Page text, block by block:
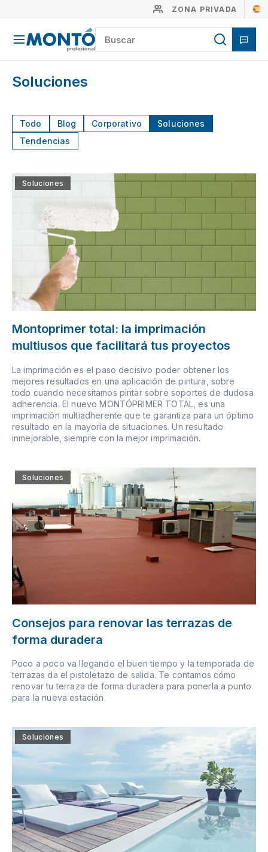
ZONA PRIVADA
Soluciones
Todo Blog Corporativo
Soluciones
Tendencias
Soluciones
Montoprimer total: la imprimación
multiusos que facilitará tus proyectos
La imprimación es el paso decisivo poder obtener los
mejores resultados en una aplicación de pintura, sobre
todo cuando necesitamos pintar sobre soportes de dudosa
adherencia. El nuevo MONTÓPRIMER TOTAL, es una
imprimación multiadherente que te garantiza para un óptimo
resultado en la mayoría de situaciones. Un resultado
inmejorable, siempre con la mejor imprimación.
Soluciones
Consejos para renovar las terrazas de
forma duradera
Poco a poco va llegando el buen tiempo y la temporada de
terrazas da el pistoletazo de salida. Te contamos cómo
renovar tu terraza de forma duradera para ponerla a punto
para la nueva estación.
Soluciones